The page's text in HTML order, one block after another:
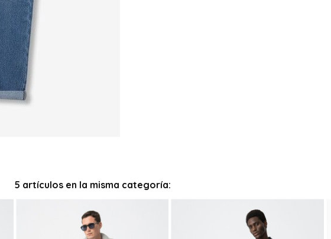
5 artículos en la misma categoría: